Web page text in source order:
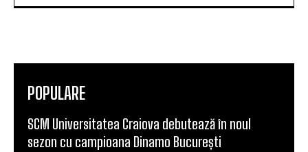
POPULARE
SCM Universitatea Craiova debutează în noul
sezon cu campioana Dinamo București